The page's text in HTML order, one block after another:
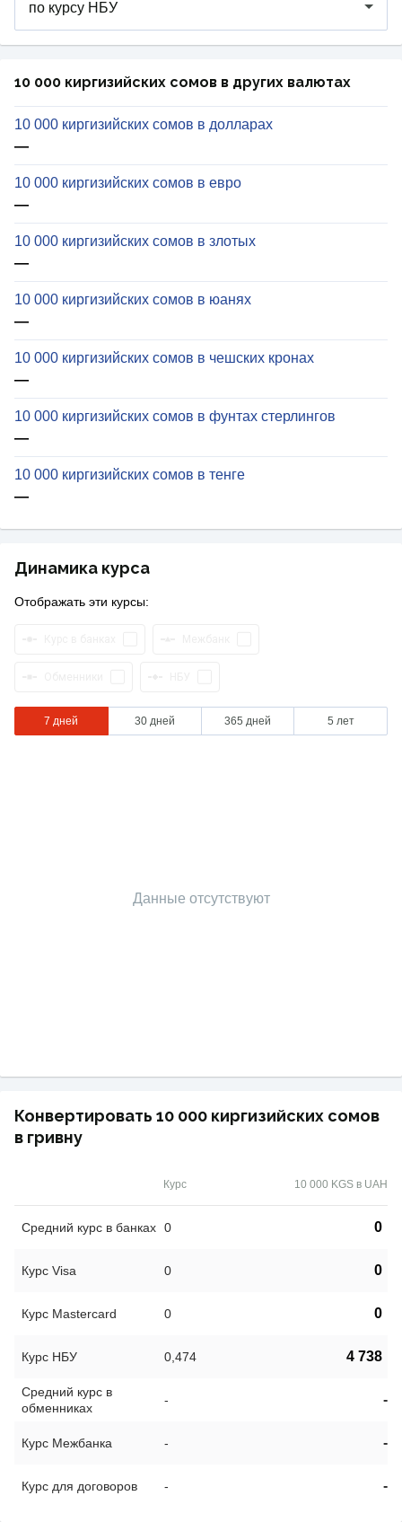
10 000 киргизийских сомов в других валютах
10 000 киргизийских сомов в долларах
—
10 000 киргизийских сомов в евро
—
10 000 киргизийских сомов в злотых
—
10 000 киргизийских сомов в юанях
—
10 000 киргизийских сомов в чешских кронах
—
10 000 киргизийских сомов в фунтах стерлингов
—
10 000 киргизийских сомов в тенге
—
Динамика курса
Отображать эти курсы:
7 дней 30 дней 365 дней 5 лет
Данные отсутствуют
Конвертировать 10 000 киргизийских сомов
в гривну
Курс 10 000 KGS в UAH
Средний курс в банках 0 0
Курс Visa 0 0
Курс Mastercard 0 0
Курс НБУ 0,474 4 738
Средний курс в
обменниках
- -
Курс Межбанка - -
Курс для договоров - -